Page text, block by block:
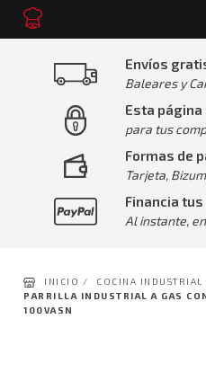
Envíos
Baleares y
Esta
para tus
Formas de
Tarjeta,
Financia
Al instante,
INICIO / COCINA INDUSTRIAL
PARRILLA INDUSTRIAL A GAS
100VASN